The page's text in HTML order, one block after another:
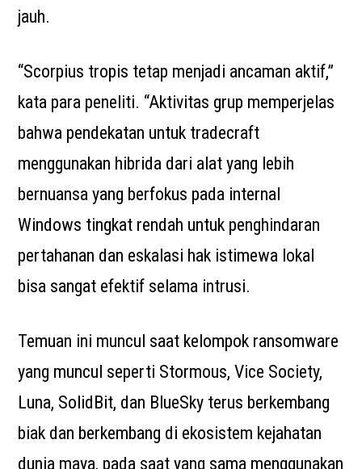
jauh.
“Scorpius tropis tetap menjadi ancaman aktif,”
kata para peneliti. “Aktivitas grup memperjelas
bahwa pendekatan untuk tradecraft
menggunakan hibrida dari alat yang lebih
bernuansa yang berfokus pada internal
Windows tingkat rendah untuk penghindaran
pertahanan dan eskalasi hak istimewa lokal
bisa sangat efektif selama intrusi.
Temuan ini muncul saat kelompok ransomware
yang muncul seperti Stormous, Vice Society,
Luna, SolidBit, dan BlueSky terus berkembang
biak dan berkembang di ekosistem kejahatan
dunia maya, pada saat yang sama menggunakan